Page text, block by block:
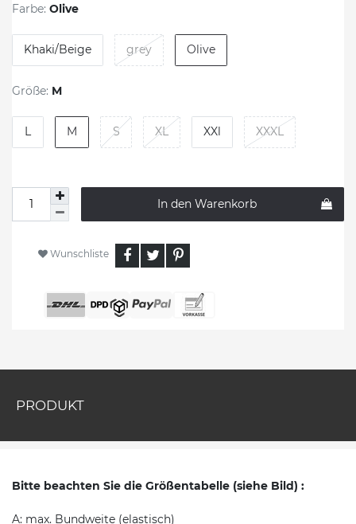
Farbe: Olive
Khaki/Beige grey Olive
Größe: M
L M S XL XXl XXXL
In den Warenkorb
Wunschliste
PRODUKT
Bitte beachten Sie die Größentabelle (siehe Bild) :
A: max. Bundweite (elastisch)